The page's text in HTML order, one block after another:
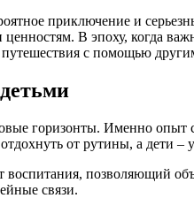
приключение и
В эпоху, когда
с помощью
горизонты. Именно опыт
от рутины, а дети –
позволяющий
связи.